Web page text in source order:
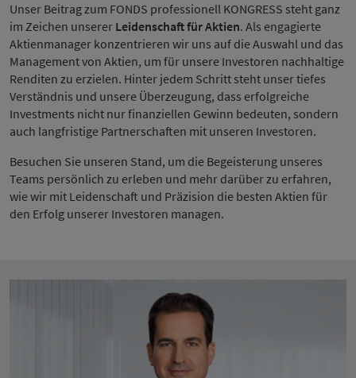
Unser Beitrag zum FONDS professionell KONGRESS steht ganz
im Zeichen unserer Leidenschaft für Aktien. Als engagierte
Aktienmanager konzentrieren wir uns auf die Auswahl und das
Management von Aktien, um für unsere Investoren nachhaltige
Renditen zu erzielen. Hinter jedem Schritt steht unser tiefes
Verständnis und unsere Überzeugung, dass erfolgreiche
Investments nicht nur finanziellen Gewinn bedeuten, sondern
auch langfristige Partnerschaften mit unseren Investoren.
Besuchen Sie unseren Stand, um die Begeisterung unseres
Teams persönlich zu erleben und mehr darüber zu erfahren,
wie wir mit Leidenschaft und Präzision die besten Aktien für
den Erfolg unserer Investoren managen.